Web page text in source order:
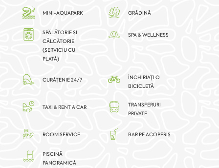
MINI-AQUAPARK GRĂDINĂ
SPĂLĂTORIE ȘI
CĂLCĂTORIE
(SERVICIU CU
PLATĂ)
SPA & WELLNESS
CURĂȚENIE 24/7
ÎNCHIRIAȚI O
BICICLETĂ
TAXI & RENT A CAR
TRANSFERURI
PRIVATE
ROOM SERVICE BAR PE ACOPERIȘ
PISCINĂ
PANORAMICĂ